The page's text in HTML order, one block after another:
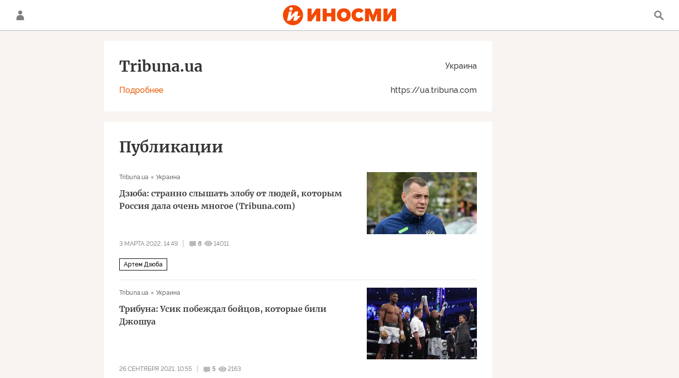
Украина
https://ua.tribuna.com
Tribuna.ua
Подробнее
Публикации
Tribuna.ua Украина
Дзюба: странно слышать злобу от людей, которым
Россия дала очень многое (Tribuna.com)
3 МАРТА 2022, 14:49 8 14011
Артем Дзюба
Tribuna.ua Украина
Трибуна: Усик побеждал бойцов, которые били
Джошуа
26 СЕНТЯБРЯ 2021, 10:55 5 2163